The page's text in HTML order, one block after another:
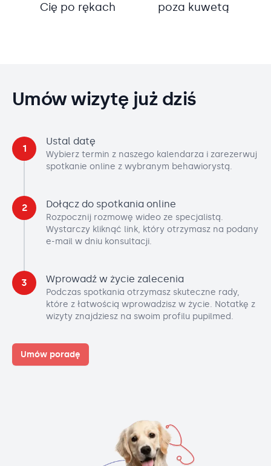
Cię po rękach
poza kuwetą
Umów wizytę już dziś
1
Ustal datę
Wybierz termin z naszego kalendarza i zarezerwuj
spotkanie online z wybranym behawiorystą.
2 Dołącz do spotkania online
Rozpocznij rozmowę wideo ze specjalistą.
Wystarczy kliknąć link, który otrzymasz na podany
e-mail w dniu konsultacji.
3 Wprowadź w życie zalecenia
Podczas spotkania otrzymasz skuteczne rady,
które z łatwością wprowadzisz w życie. Notatkę z
wizyty znajdziesz na swoim profilu pupilmed.
Umów poradę